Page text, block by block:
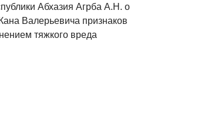
Абхазия Агрба А.Н. о
Валерьевича признаков
тяжкого вреда